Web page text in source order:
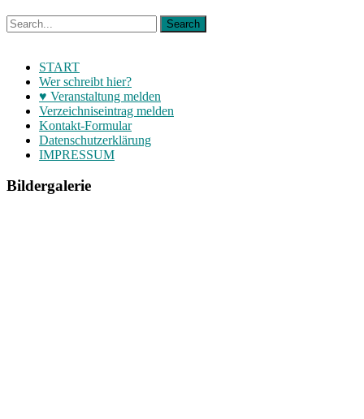
START
Wer schreibt hier?
♥ Veranstaltung melden
Verzeichniseintrag melden
Kontakt-Formular
Datenschutzerklärung
IMPRESSUM
Bildergalerie